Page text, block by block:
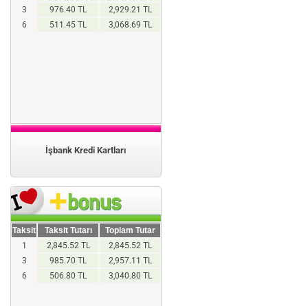
3
976.40 TL
2,929.21 TL
6
511.45 TL 3,068.69 TL
İşbank Kredi Kartları
Taksit Taksit Tutarı
Toplam Tutar
1
2,845.52 TL
2,845.52 TL
3
985.70 TL
2,957.11 TL
6
506.80 TL 3,040.80 TL